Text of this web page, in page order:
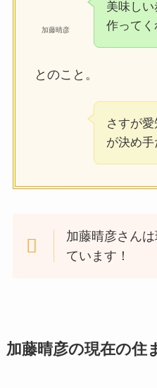
加藤晴彦
美味し
作ってく
とのこと。
さすが
が決め手
加藤晴彦さん
ています！
加藤晴彦の現在の住